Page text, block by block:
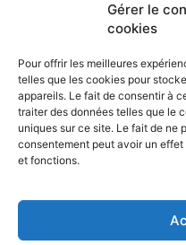
Gérer le
cookies
Pour offrir les meilleures
telles que les cookies pour
appareils. Le fait de consentir à
traiter des données telles que le
uniques sur ce site. Le fait de ne
consentement peut avoir un
et fonctions.
Accueil Economie
HIGH-